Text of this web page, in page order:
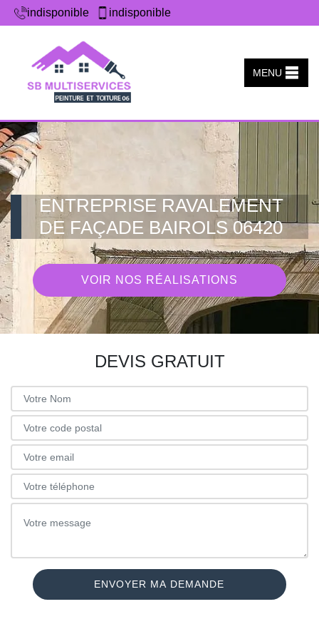
indisponible indisponible
MENU
ENTREPRISE RAVALEMENT
DE FAÇADE BAIROLS 06420
VOIR NOS RÉALISATIONS
DEVIS GRATUIT